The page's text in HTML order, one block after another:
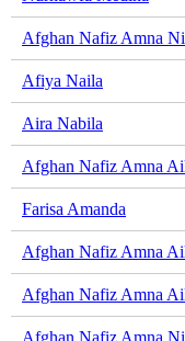
Afghan Nafiz Amna
Afiya Naila
Aira Nabila
Afghan Nafiz Amna
Farisa Amanda
Afghan Nafiz Amna
Afghan Nafiz Amna